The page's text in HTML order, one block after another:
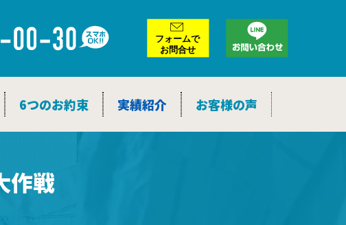
6つのお約束 実績紹介 お客様の声
作戦
カ
イ